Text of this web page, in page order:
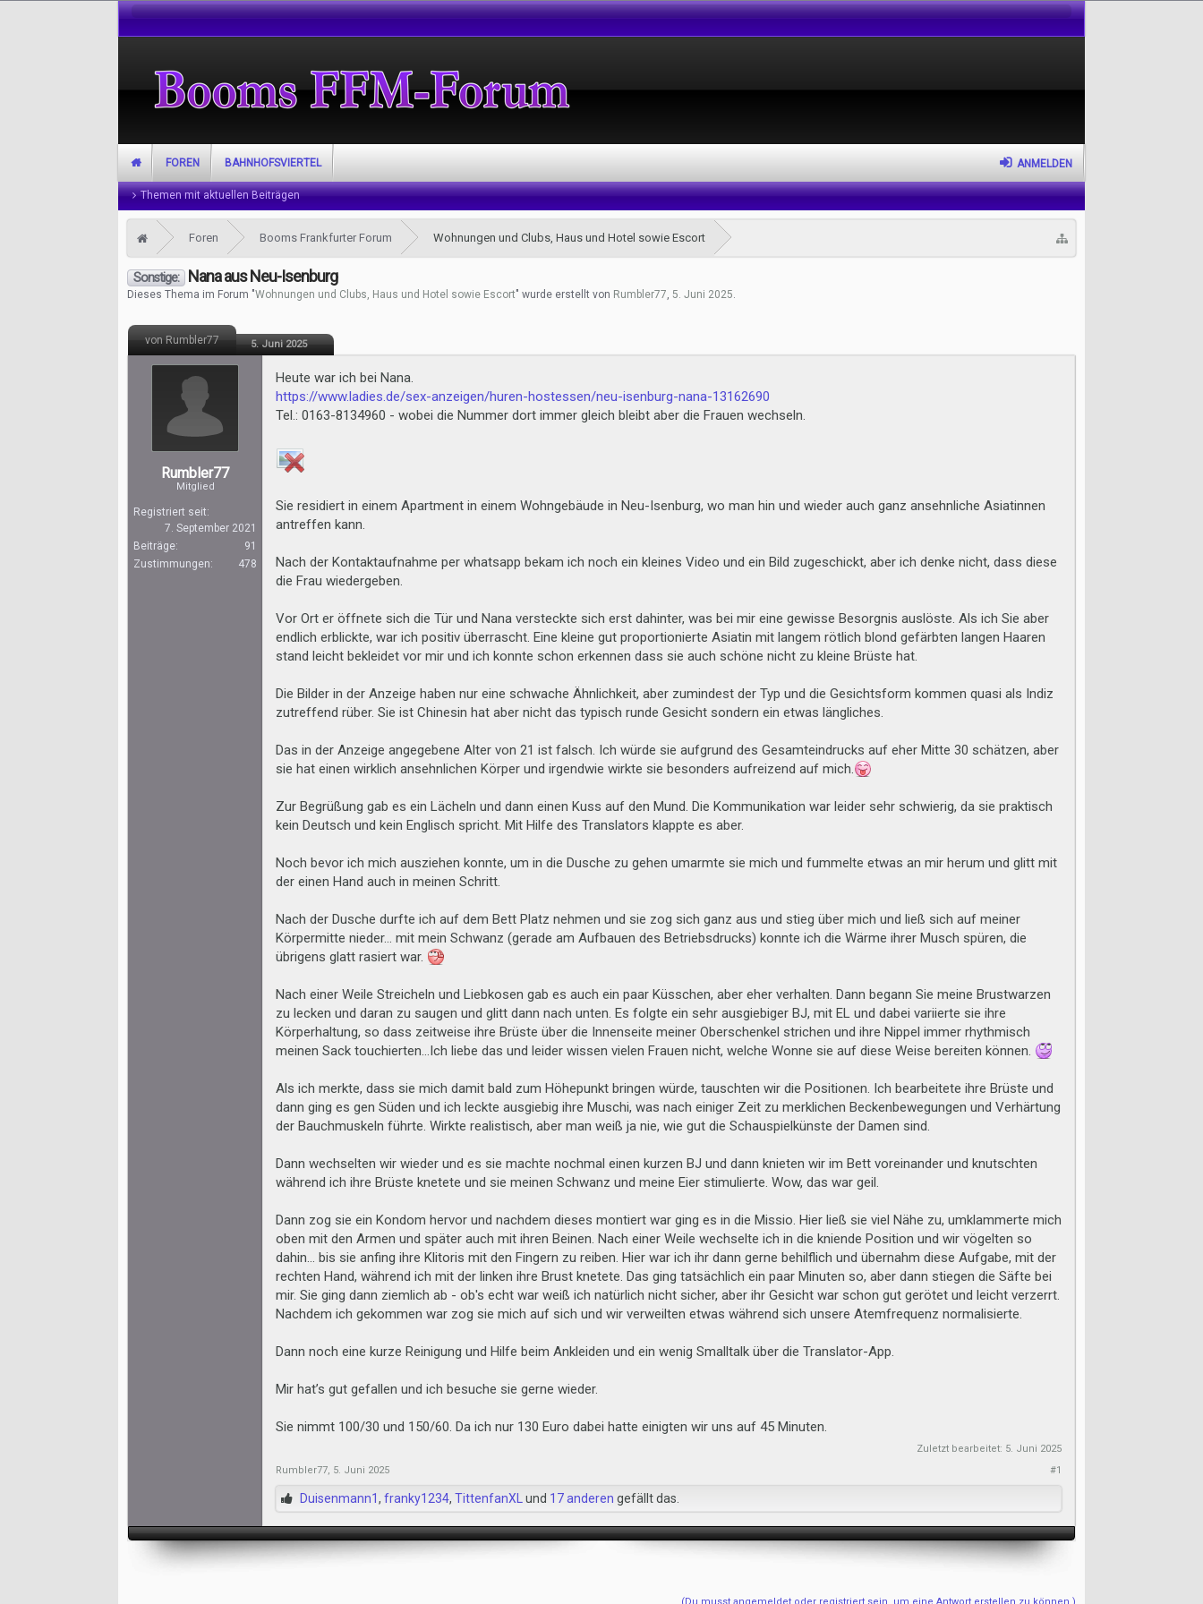
Foren Booms Frankfurter Forum Wohnungen und Clubs, Haus und Hotel sowie Escort
Sonstige: Nana aus Neu-Isenburg
Dieses Thema im Forum "Wohnungen und Clubs, Haus und Hotel sowie Escort" wurde erstellt von Rumbler77, 5. Juni 2025.
von Rumbler77 5. Juni 2025
Rumbler77
Mitglied
Registriert seit:
7. September 2021
Beiträge:
91
Zustimmungen:
478
Heute war ich bei Nana.
https://www.ladies.de/sex-anzeigen/huren-hostessen/neu-isenburg-nana-13162690
Tel.: 0163-8134960 - wobei die Nummer dort immer gleich bleibt aber die Frauen wechseln.
Sie residiert in einem Apartment in einem Wohngebäude in Neu-Isenburg, wo man hin und wieder auch ganz ansehnliche Asiatinnen
antreffen kann.
Nach der Kontaktaufnahme per whatsapp bekam ich noch ein kleines Video und ein Bild zugeschickt, aber ich denke nicht, dass diese
die Frau wiedergeben.
Vor Ort er öffnete sich die Tür und Nana versteckte sich erst dahinter, was bei mir eine gewisse Besorgnis auslöste. Als ich Sie aber
endlich erblickte, war ich positiv überrascht. Eine kleine gut proportionierte Asiatin mit langem rötlich blond gefärbten langen Haaren
stand leicht bekleidet vor mir und ich konnte schon erkennen dass sie auch schöne nicht zu kleine Brüste hat.
Die Bilder in der Anzeige haben nur eine schwache Ähnlichkeit, aber zumindest der Typ und die Gesichtsform kommen quasi als Indiz
zutreffend rüber. Sie ist Chinesin hat aber nicht das typisch runde Gesicht sondern ein etwas längliches.
Das in der Anzeige angegebene Alter von 21 ist falsch. Ich würde sie aufgrund des Gesamteindrucks auf eher Mitte 30 schätzen, aber
sie hat einen wirklich ansehnlichen Körper und irgendwie wirkte sie besonders aufreizend auf mich.
Zur Begrüßung gab es ein Lächeln und dann einen Kuss auf den Mund. Die Kommunikation war leider sehr schwierig, da sie praktisch
kein Deutsch und kein Englisch spricht. Mit Hilfe des Translators klappte es aber.
Noch bevor ich mich ausziehen konnte, um in die Dusche zu gehen umarmte sie mich und fummelte etwas an mir herum und glitt mit
der einen Hand auch in meinen Schritt.
Nach der Dusche durfte ich auf dem Bett Platz nehmen und sie zog sich ganz aus und stieg über mich und ließ sich auf meiner
Körpermitte nieder… mit mein Schwanz (gerade am Aufbauen des Betriebsdrucks) konnte ich die Wärme ihrer Musch spüren, die
übrigens glatt rasiert war.
Nach einer Weile Streicheln und Liebkosen gab es auch ein paar Küsschen, aber eher verhalten. Dann begann Sie meine Brustwarzen
zu lecken und daran zu saugen und glitt dann nach unten. Es folgte ein sehr ausgiebiger BJ, mit EL und dabei variierte sie ihre
Körperhaltung, so dass zeitweise ihre Brüste über die Innenseite meiner Oberschenkel strichen und ihre Nippel immer rhythmisch
meinen Sack touchierten…Ich liebe das und leider wissen vielen Frauen nicht, welche Wonne sie auf diese Weise bereiten können.
Als ich merkte, dass sie mich damit bald zum Höhepunkt bringen würde, tauschten wir die Positionen. Ich bearbeitete ihre Brüste und
dann ging es gen Süden und ich leckte ausgiebig ihre Muschi, was nach einiger Zeit zu merklichen Beckenbewegungen und Verhärtung
der Bauchmuskeln führte. Wirkte realistisch, aber man weiß ja nie, wie gut die Schauspielkünste der Damen sind.
Dann wechselten wir wieder und es sie machte nochmal einen kurzen BJ und dann knieten wir im Bett voreinander und knutschten
während ich ihre Brüste knetete und sie meinen Schwanz und meine Eier stimulierte. Wow, das war geil.
Dann zog sie ein Kondom hervor und nachdem dieses montiert war ging es in die Missio. Hier ließ sie viel Nähe zu, umklammerte mich
oben mit den Armen und später auch mit ihren Beinen. Nach einer Weile wechselte ich in die kniende Position und wir vögelten so
dahin… bis sie anfing ihre Klitoris mit den Fingern zu reiben. Hier war ich ihr dann gerne behilflich und übernahm diese Aufgabe, mit der
rechten Hand, während ich mit der linken ihre Brust knetete. Das ging tatsächlich ein paar Minuten so, aber dann stiegen die Säfte bei
mir. Sie ging dann ziemlich ab - ob's echt war weiß ich natürlich nicht sicher, aber ihr Gesicht war schon gut gerötet und leicht verzerrt.
Nachdem ich gekommen war zog sie mich auf sich und wir verweilten etwas während sich unsere Atemfrequenz normalisierte.
Dann noch eine kurze Reinigung und Hilfe beim Ankleiden und ein wenig Smalltalk über die Translator-App.
Mir hat’s gut gefallen und ich besuche sie gerne wieder.
Sie nimmt 100/30 und 150/60. Da ich nur 130 Euro dabei hatte einigten wir uns auf 45 Minuten.
Zuletzt bearbeitet: 5. Juni 2025
Rumbler77, 5. Juni 2025 #1
Duisenmann1, franky1234, TittenfanXL und 17 anderen gefällt das.
FOREN
Themen mit aktuellen Beiträgen
BAHNHOFSVIERTEL ANMELDEN